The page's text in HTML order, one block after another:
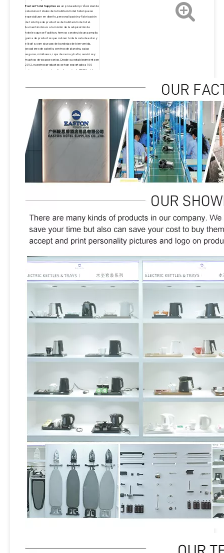
Easton Hotel Supplies es un proveedor profesional de
soluciones totales de la habitación del hotel que se
especializan en diseño, personalización y fabricación
de todo tipo de productos de habitación de hotel.
Aumentándonos a la misión de la adquisición de
hoteles que se facilitan, hemos construido una amplia
gama de productos que cubren toda la sala de estar y
el baño, como juegos de bandejas de bienvenida,
secadores de cabello, centros de plancha, cajas
seguras, minibares, ropa de cama y baño, servicios y
muchos otros accesorios. Desde su establecimiento en
2012, nuestros productos se han exportado a 100
países y regiones, atendiendo a más de 3000 hoteles,
marca bien conocida de los hoteles de los hoteles de
los hoteles, y esperamos que nos brindemos el mundo
y nos hemos apoyado. a más de 10,000 hoteles en
todo el mundo para 2030. Easton siempre ha llevado la
filosofía de las personas orientadas, el producto, la
calidad y el servicio primero. Continuaremos
innovando, forjando hacia adelante y hacer esfuerzos
sin parecer para proporcionar a nuestros clientes
mejores productos y excelentes servicios.